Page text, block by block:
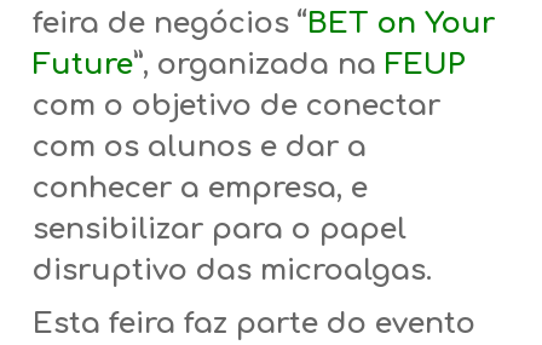
feira de negócios “BET on Your
Future”, organizada na FEUP
com o objetivo de conectar
com os alunos e dar a
conhecer a empresa, e
sensibilizar para o papel
disruptivo das microalgas.
Esta feira faz parte do evento